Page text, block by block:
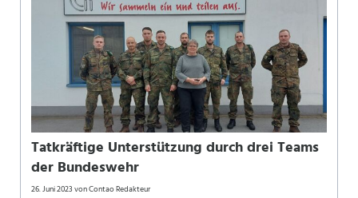
Tatkräftige Unterstützung durch drei Teams
der Bundeswehr
26. Juni 2023von Contao Redakteur